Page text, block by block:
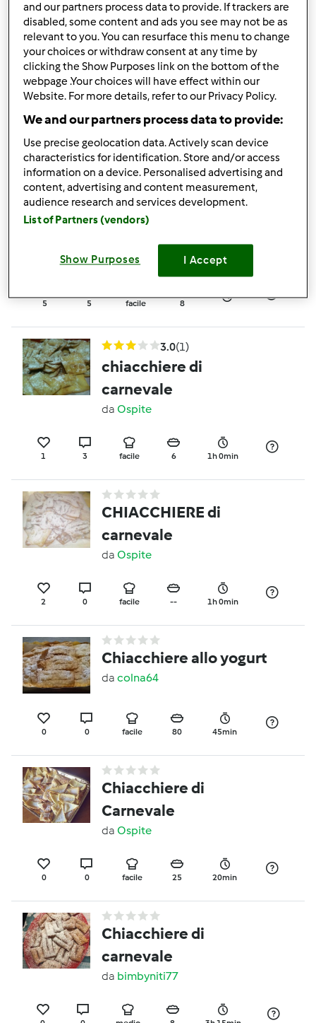
8 14 facile 4 1h 0min
4.0 (6)
Chiacchiere con bimby
daOspite
6 2
4.0(2)
Chiacchiere senza
daOspite
5 5 facile 8
3.0(1)
chiacchiere di
carnevale
da Ospite
1 3 facile 6 1h 0min
CHIACCHIERE di
carnevale
da Ospite
2 0 facile -- 1h 0min
Chiacchiere allo yogurt
da colna64
0 0 facile 80 45min
Chiacchiere di
Carnevale
da Ospite
0 0 facile 25 20min
Chiacchiere di
carnevale
da bimbyniti77
and our partners process data to provide. If trackers are
disabled, some content and ads you see may not be as
relevant to you. You can resurface this menu to change
your choices or withdraw consent at any time by
clicking the Show Purposes link on the bottom of the
webpage .Your choices will have effect within our
Website. For more details, refer to our Privacy Policy.
We and our partners process data to provide:
Use precise geolocation data. Actively scan device
characteristics for identification. Store and/or access
information on a device. Personalised advertising and
content, advertising and content measurement,
audience research and services development.
List of Partners (vendors)
Show Purposes I Accept